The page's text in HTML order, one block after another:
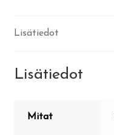
Lisätiedot
Lisätiedot
Mitat